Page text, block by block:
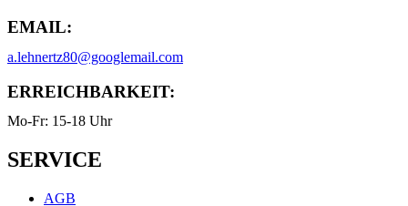
EMAIL:
a.lehnertz80@googlemail.com
ERREICHBARKEIT:
Mo-Fr: 15-18 Uhr
SERVICE
AGB